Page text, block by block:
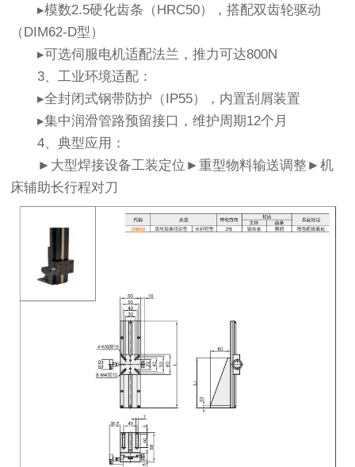
▸模数2.5硬化齿条（HRC50），搭配双齿轮驱动
（DIM62-D型）
▸可选伺服电机适配法兰，推力可达800N
3、工业环境适配：
▸全封闭式钢带防护（IP55），内置刮屑装置
▸集中润滑管路预留接口，维护周期12个月
4、典型应用：
►大型焊接设备工装定位►重型物料输送调整►机
床辅助长行程对刀